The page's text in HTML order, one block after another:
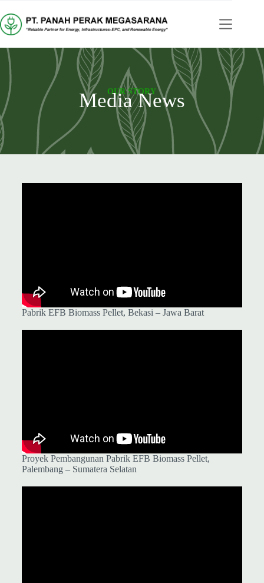
OUR STORY
Media News
Pabrik EFB Biomass Pellet, Bekasi – Jawa Barat
Proyek Pembangunan Pabrik EFB Biomass Pellet,
Palembang – Sumatera Selatan